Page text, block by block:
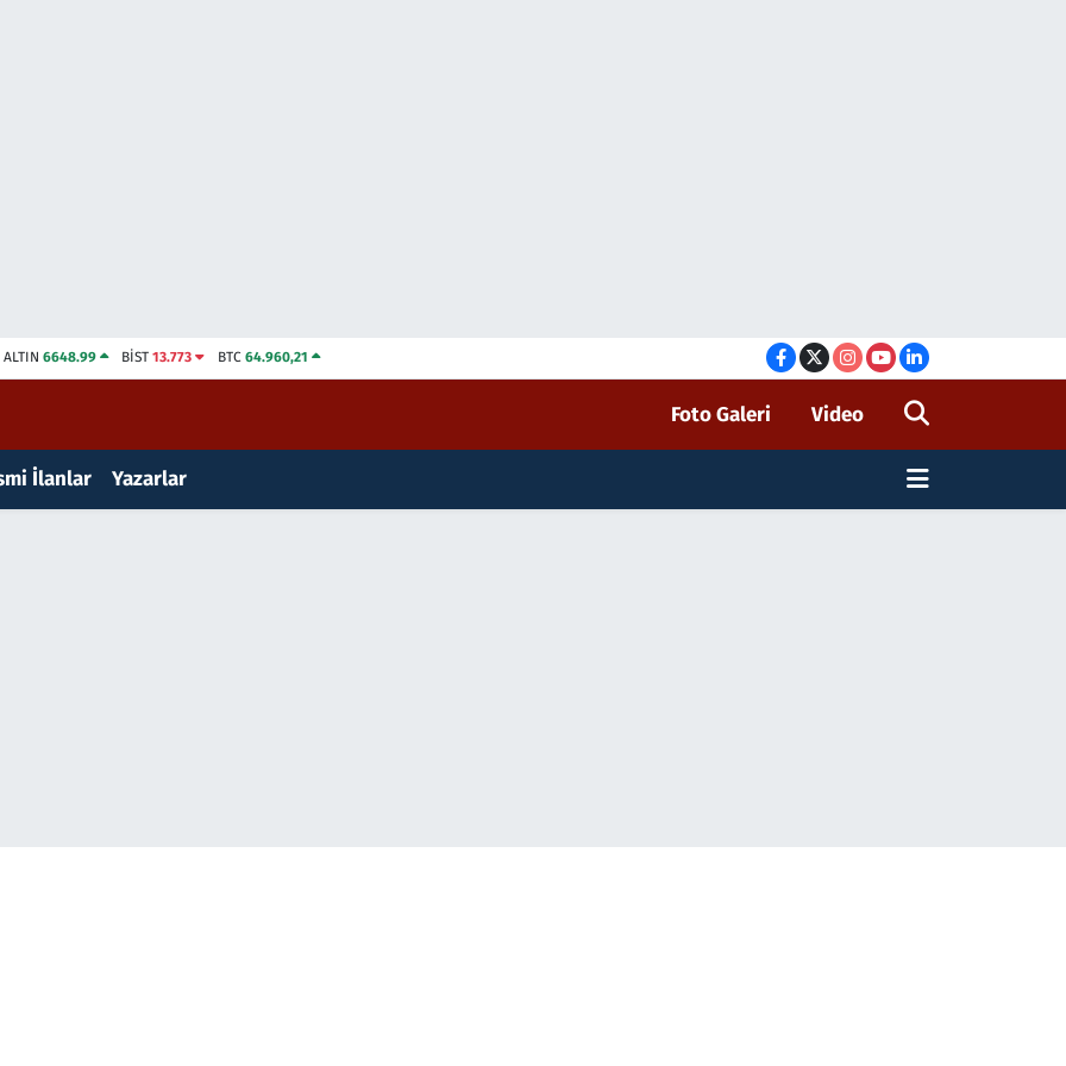
ALTIN 6648.99 BİST13.773 BTC 64.960,21
Foto Galeri Video
İlanlar Yazarlar